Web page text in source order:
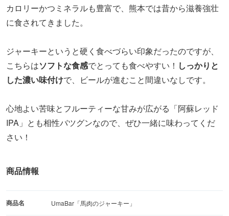
カロリーかつミネラルも豊富で、熊本では昔から滋養強壮
に食されてきました。
ジャーキーというと硬く食べづらい印象だったのですが、
こちらはソフトな食感でとっても食べやすい！ しっかりと
した濃い味付けで、ビールが進むこと間違いなしです。
心地よい苦味とフルーティーな甘みが広がる「阿蘇レッド
IPA 」とも相性バツグンなので、ぜひ一緒に味わってくだ
さい！
商品情報
商品名 UmaBar「馬肉のジャーキー」